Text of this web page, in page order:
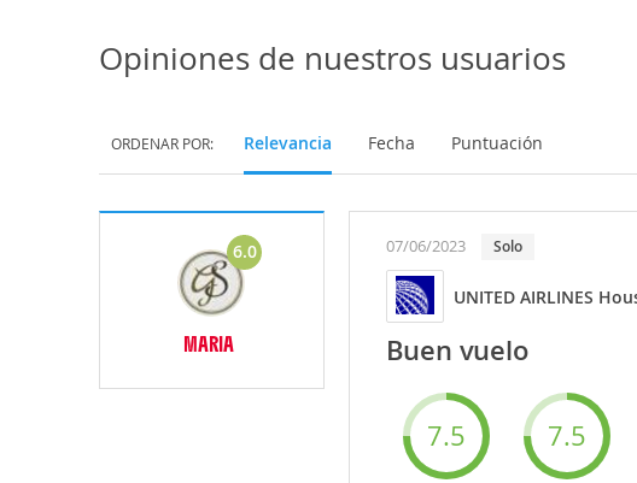
Opiniones de nuestros usuarios
ORDENAR POR: Relevancia Fecha Puntuación
6.0
MARIA
07/06/2023 solo
UNITED AIRLINES
Buen vuelo
7.5 7.5